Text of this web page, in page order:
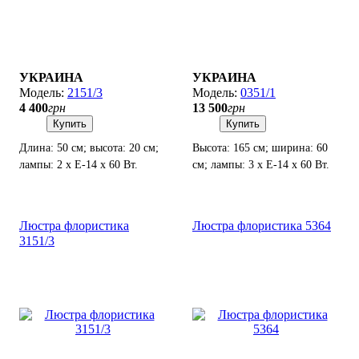
УКРАИНА
2151/3
4 400грн
Купить
Длина: 50 см; высота: 20 см;
лампы: 2 х Е-14 х 60 Вт.
УКРАИНА
0351/1
13 500грн
Купить
Высота: 165 см; ширина: 60
см; лампы: 3 х Е-14 х 60 Вт.
Люстра флористика
3151/3
Люстра флористика 5364